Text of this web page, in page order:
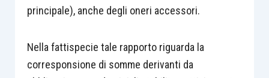
principale), anche degli oneri accessori.
Nella fattispecie tale rapporto riguarda la
corresponsione di somme derivanti da